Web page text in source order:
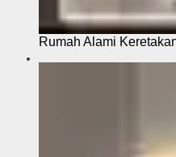
Rumah Alami